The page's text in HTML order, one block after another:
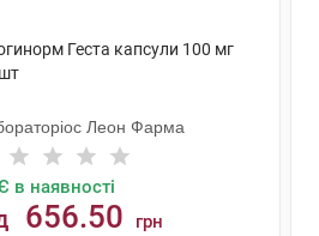
Геста капсули 100 мг
Леон Фарма
в наявності
656.50 грн